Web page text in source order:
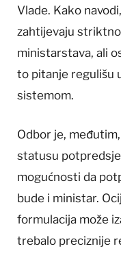
Vlade. Kako
zahtijevaju
ministarstava, ali
to pitanje regulišu
sistemom.
Odbor je,
statusu
mogućnosti da
bude i ministar.
formulacija može
trebalo preciznije